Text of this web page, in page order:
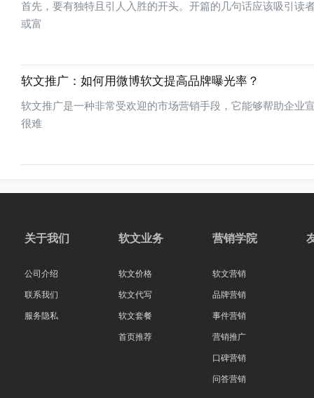
首先，要有独特且引人入胜的开头。开篇的几句话应该吸引读
或富
软文推广：如何用微博软文提高品牌曝光率？
软文推广是一种非常受欢迎的市场营销手段，它能够帮助企业
很难
关于我们
公司介绍
联系我们
服务隐私
软文业务
软文价格
软文代写
软文套餐
首页推荐
营销学院
软文营销
品牌营销
事件营销
营销推广
口碑营销
问答营销